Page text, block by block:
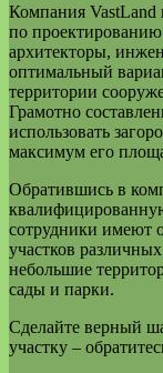
Компания VastLand
по
архитекторы,
оптимальный
территории
Грамотно
использовать
максимум его
Обратившись в
сотрудники имеют
участков
небольшие
сады и парки.
Сделайте верный
участку –